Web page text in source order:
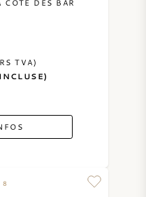
CÔTE DES BAR
TVA)
8